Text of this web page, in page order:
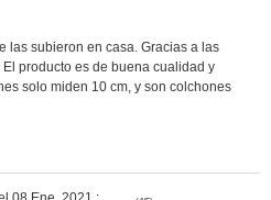
las subieron en casa. Gracias a las
producto es de buena cualidad y
solo miden 10 cm, y son colchones